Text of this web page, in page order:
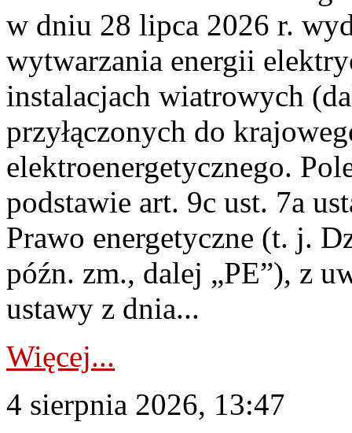
w dniu 28 lipca 2026 r.
wytwarzania energii
instalacjach wiatrowych
przyłączonych do
elektroenergetycznego.
podstawie art. 9c ust. 7a
Prawo energetyczne (t. j.
późn. zm., dalej „PE”), z
ustawy z dnia...
Więcej...
4 sierpnia 2026, 13:47